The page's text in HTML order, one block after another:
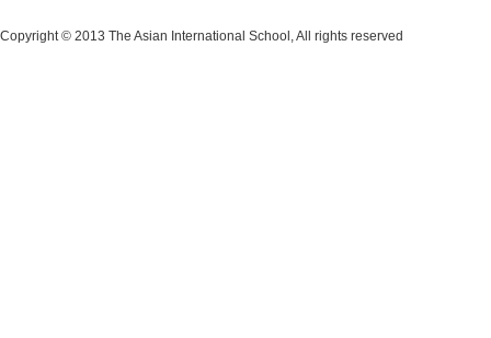
Copyright © 2013 The Asian International School, All rights reserved